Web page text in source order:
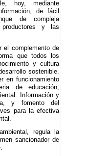
hoy, mediante
de fácil
de compleja
y las
el complemento de
que todos los
y cultura
sostenible.
en funcionamiento
de educación,
Información y
y fomento del
para la efectiva
regula la
sancionador de